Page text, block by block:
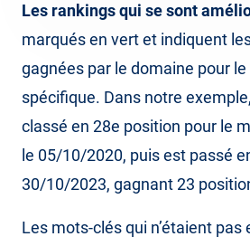
Les rankings qui se sont
marqués en vert et indiquent
gagnées par le domaine pour
spécifique. Dans notre
classé en 28e position pour le
le 05/10/2020, puis est passé
30/10/2023, gagnant 23
Les mots-clés qui n’étaient pas